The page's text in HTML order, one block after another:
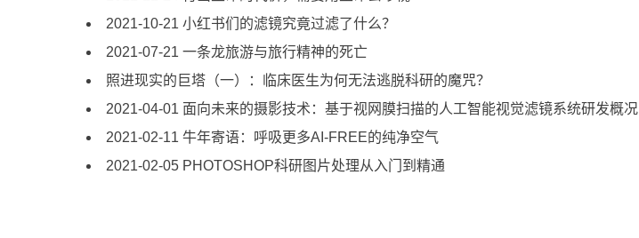
2021-10-21 小红书们的滤镜究竟过滤了什么？
2021-07-21 一条龙旅游与旅行精神的死亡
照进现实的巨塔（一）：临床医生为何无法逃脱科研的魔咒？
2021-04-01 面向未来的摄影技术：基于视网膜扫描的人工智能视觉滤镜系统研发概况
2021-02-11 牛年寄语：呼吸更多AI-FREE的纯净空气
2021-02-05 PHOTOSHOP科研图片处理从入门到精通